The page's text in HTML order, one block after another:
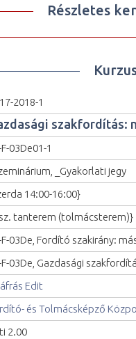
Részletes
2018-1
szakfordítás:
F-03De01-1
_Gyakorlati jegy
14:00-16:00}
tanterem (tolmácsterem)}
F-03De, Fordító szakirány:
F-03De, Gazdasági
Edit
és Tolmácsképző
2.00